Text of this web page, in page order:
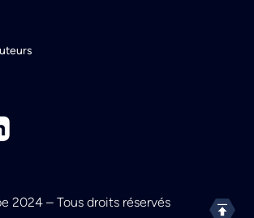
2024 – Tous droits réservés